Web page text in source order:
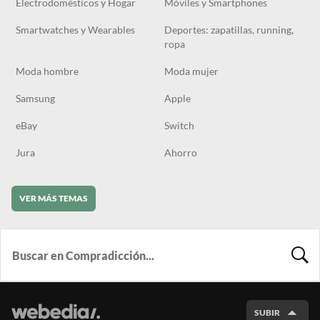
Electrodomésticos y Hogar Móviles y Smartphones
Smartwatches y Wearables
Deportes: zapatillas, running,
ropa
Moda hombre Moda mujer
Samsung Apple
eBay Switch
Jura Ahorro
VER MÁS TEMAS
SUBIR